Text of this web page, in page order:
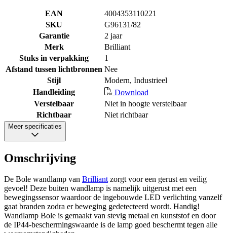
EAN
4004353110221
SKU
G96131/82
Garantie
2 jaar
Merk
Brilliant
Stuks in verpakking
1
Afstand tussen lichtbronnen Nee
Stijl
Modern, Industrieel
Handleiding
Download
Verstelbaar
Niet in hoogte verstelbaar
Richtbaar
Niet richtbaar
Meer specificaties
Omschrijving
De Bole wandlamp van Brilliantzorgt voor een gerust en veilig
gevoel! Deze buiten wandlamp is namelijk uitgerust met een
bewegingssensor waardoor de ingebouwde LED verlichting vanzelf
gaat branden zodra er beweging gedetecteerd wordt. Handig!
Wandlamp Bole is gemaakt van stevig metaal en kunststof en door
de IP44-beschermingswaarde is de lamp goed beschermt tegen alle